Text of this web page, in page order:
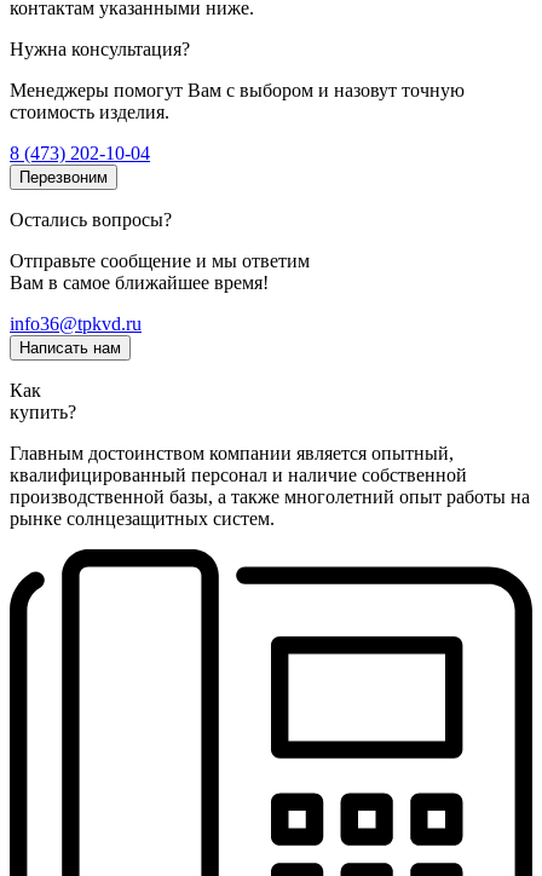
контактам указанными ниже.
Нужна консультация?
Менеджеры помогут Вам с выбором и назовут точную
стоимость изделия.
8 (473) 202-10-04
Перезвоним
Остались вопросы?
Отправьте сообщение и мы ответим
Вам в самое ближайшее время!
info36@tpkvd.ru
Написать нам
Как
купить?
Главным достоинством компании является опытный,
квалифицированный персонал и наличие собственной
производственной базы, а также многолетний опыт работы на
рынке солнцезащитных систем.